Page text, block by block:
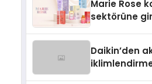
Aldı
Marie Rose
sektörüne
Daikin’den